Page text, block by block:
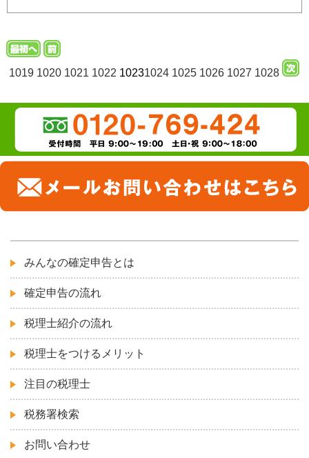
1019 1020 1021 1022 10231024 1025 1026 1027 1028
みんなの確定申告とは
確定申告の流れ
税理士紹介の流れ
税理士をつけるメリット
注目の税理士
税務署検索
お問い合わせ